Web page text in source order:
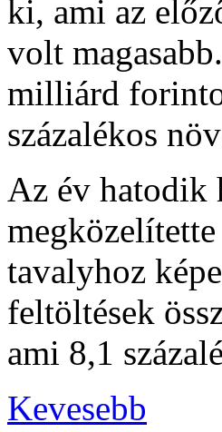
ki, ami az
volt
milliárd
százalékos
Az év hatodik
tavalyhoz
feltöltések
ami 8,1
Kevesebb